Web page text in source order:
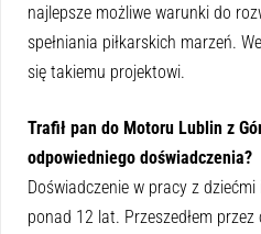
najlepsze możliwe warunki do
spełniania piłkarskich marzeń.
się takiemu projektowi.
Trafił pan do Motoru Lublin z
odpowiedniego doświadczenia?
Doświadczenie w pracy z
ponad 12 lat. Przeszedłem